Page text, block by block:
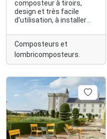
composteur à tiroirs,
design et très facile
d'utilisation, à installer
balcon ou dans son jardin.
Composteurs et
lombricomposteurs.